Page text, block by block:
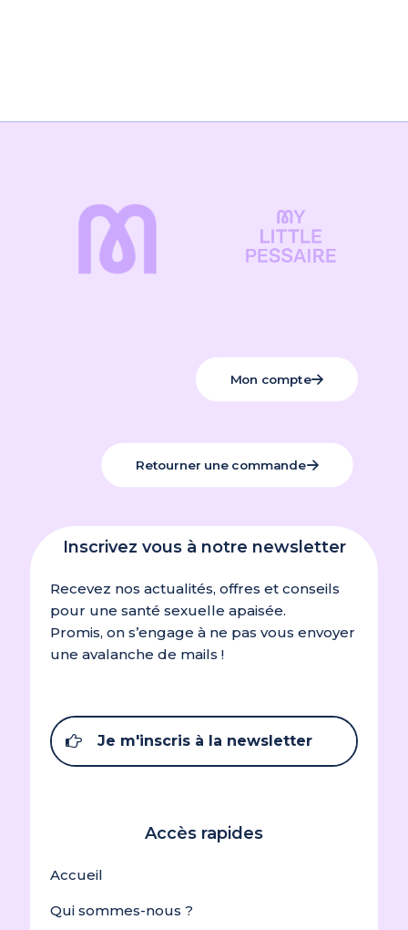
Mon compte
Retourner une commande
Inscrivez vous à notre newsletter
Recevez nos actualités, offres et conseils
pour une santé sexuelle apaisée.
Promis, on s’engage à ne pas vous envoyer
une avalanche de mails !
Je m'inscris à la newsletter
Accès rapides
Accueil
Qui sommes-nous ?